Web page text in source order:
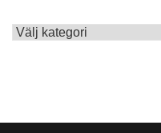
Skrivet